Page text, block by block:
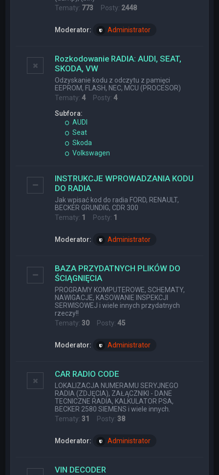
Tematy: 773 Posty: 2448
Moderator: Administrator
Rozkodowanie RADIA: AUDI, SEAT,
SKODA, VW
Odzyskanie kodu z odczytu z pamięci
EEPROM, FLASH, NEC, MCU (PROCESOR)
Tematy:4Posty:4
Subfora:
AUDI
Seat
Skoda
Volkswagen
INSTRUKCJE WPROWADZANIA KODU
DO RADIA
Jak wpisać kod do radia FORD, RENAULT,
BECKER GRUNDIG, CDR 300
Tematy: 1 Posty: 1
Moderator: Administrator
BAZA PRZYDATNYCH PLIKÓW DO
ŚCIĄGNIĘCIA
PROGRAMY KOMPUTEROWE, SCHEMATY,
NAWIGACJE, KASOWANIE INSPEKCJI
SERWISOWEJ i wiele innych przydatnych
rzeczy!!
Tematy:30 Posty:45
Moderator: Administrator
CAR RADIO CODE
LOKALIZACJA NUMERAMU SERYJNEGO
RADIA (ZDJĘCIA), ZAŁĄCZNIKI - DANE
TECNICZNE RADIA, KALKULATOR PSA,
BECKER 2580 SIEMENS i wiele innych.
Tematy:31 Posty:38
Moderator: Administrator
VIN DECODER